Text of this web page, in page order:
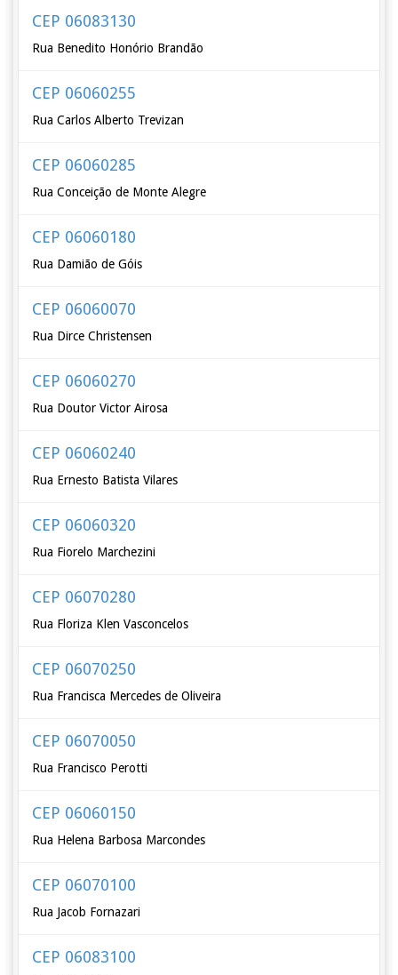
CEP 06083130
Rua Benedito Honório Brandão
CEP 06060255
Rua Carlos Alberto Trevizan
CEP 06060285
Rua Conceição de Monte Alegre
CEP 06060180
Rua Damião de Góis
CEP 06060070
Rua Dirce Christensen
CEP 06060270
Rua Doutor Victor Airosa
CEP 06060240
Rua Ernesto Batista Vilares
CEP 06060320
Rua Fiorelo Marchezini
CEP 06070280
Rua Floriza Klen Vasconcelos
CEP 06070250
Rua Francisca Mercedes de Oliveira
CEP 06070050
Rua Francisco Perotti
CEP 06060150
Rua Helena Barbosa Marcondes
CEP 06070100
Rua Jacob Fornazari
CEP 06083100